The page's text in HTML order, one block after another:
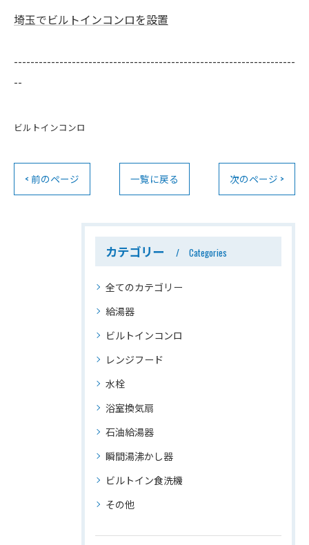
埼玉でビルトインコンロを設置
--------------------------------------------------------------------
--
ビルトインコンロ
< 前のページ 一覧に戻る 次のページ >
カテゴリー Categories
全てのカテゴリー
給湯器
ビルトインコンロ
レンジフード
水栓
浴室換気扇
石油給湯器
瞬間湯沸かし器
ビルトイン食洗機
その他